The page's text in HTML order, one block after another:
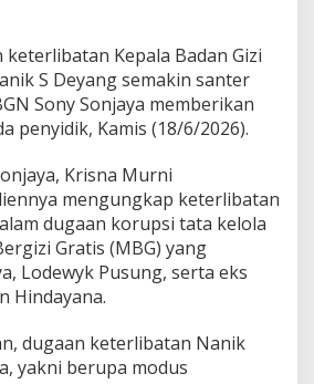
S
D
e
y
a
g
d
i
P
u
s
a
r
n
K
keterlibatan Kepala Badan Gizi
S Deyang semakin santer
Sony Sonjaya memberikan
penyidik, Kamis (18/6/2026).
Krisna Murni
mengungkap keterlibatan
dugaan korupsi tata kelola
Gratis (MBG) yang
Lodewyk Pusung, serta eks
Hindayana.
dugaan keterlibatan Nanik
yakni berupa modus